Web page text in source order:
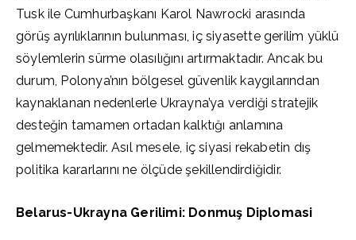
Tusk ile Cumhurbaşkanı Karol Nawrocki arasında
görüş ayrılıklarının bulunması, iç siyasette gerilim yüklü
söylemlerin sürme olasılığını artırmaktadır. Ancak bu
durum, Polonya’nın bölgesel güvenlik kaygılarından
kaynaklanan nedenlerle Ukrayna’ya verdiği stratejik
desteğin tamamen ortadan kalktığı anlamına
gelmemektedir. Asıl mesele, iç siyasi rekabetin dış
politika kararlarını ne ölçüde şekillendirdiğidir.
Belarus-Ukrayna Gerilimi: Donmuş Diplomasi